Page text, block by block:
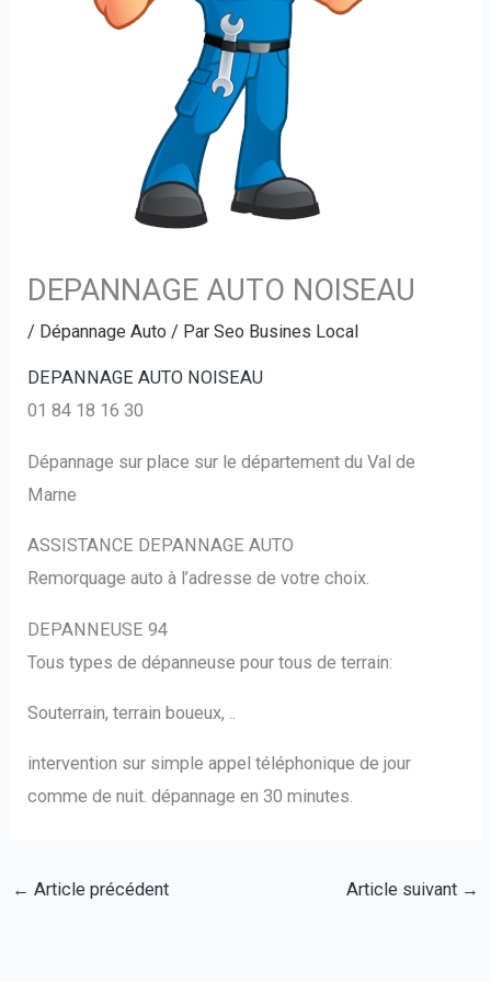
DEPANNAGE AUTO NOISEAU
/ Dépannage Auto / ParSeo Busines Local
DEPANNAGE AUTO NOISEAU
01 84 18 16 30
Dépannage sur place sur le département du Val de
Marne
ASSISTANCE DEPANNAGE AUTO
Remorquage auto à l’adresse de votre choix.
DEPANNEUSE 94
Tous types de dépanneuse pour tous de terrain:
Souterrain, terrain boueux, ..
intervention sur simple appel téléphonique de jour
comme de nuit. dépannage en 30 minutes.
← Article précédent Article suivant →